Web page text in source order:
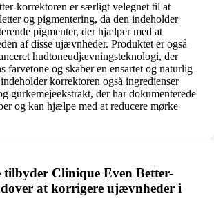
korrektoren er særligt velegnet til at
og pigmentering, da den indeholder
pigmenter, der hjælper med at
af disse ujævnheder. Produktet er også
hudtoneudjævningsteknologi, der
farvetone og skaber en ensartet og naturlig
korrektoren også ingredienser
gurkemejeekstrakt, der har dokumenterede
og kan hjælpe med at reducere mørke
Clinique Even Better-
at korrigere ujævnheder i